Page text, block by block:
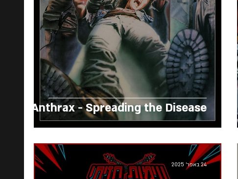
Anthrax - Spreading the Disease
24 באפר׳ 2025